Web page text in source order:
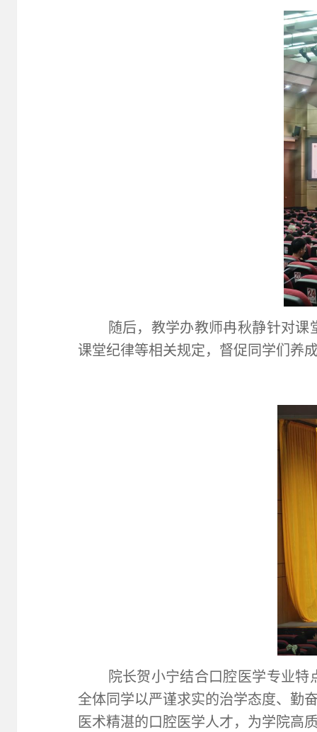
随后，教学办教师冉秋静针对
课堂纪律等相关规定，督促同学们养
院长贺小宁结合口腔医学专业
全体同学以严谨求实的治学态度、勤
医术精湛的口腔医学人才，为学院高